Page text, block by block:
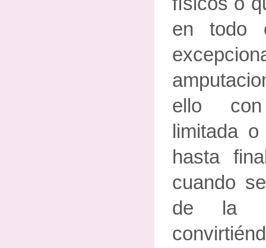
en todo
ello
limitada
hasta
cuando
de la